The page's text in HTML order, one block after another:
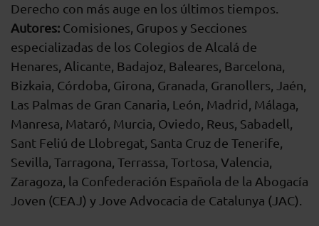
Derecho con más auge en los últimos tiempos.
Autores: Comisiones, Grupos y Secciones
especializadas de los Colegios de Alcalá de
Henares, Alicante, Badajoz, Baleares, Barcelona,
Bizkaia, Córdoba, Girona, Granada, Granollers, Jaén,
Las Palmas de Gran Canaria, León, Madrid, Málaga,
Manresa, Mataró, Murcia, Oviedo, Reus, Sabadell,
Sant Feliú de Llobregat, Santa Cruz de Tenerife,
Sevilla, Tarragona, Terrassa, Tortosa, Valencia,
Zaragoza, la Confederación Española de la Abogacía
Joven (CEAJ) y Jove Advocacia de Catalunya (JAC).